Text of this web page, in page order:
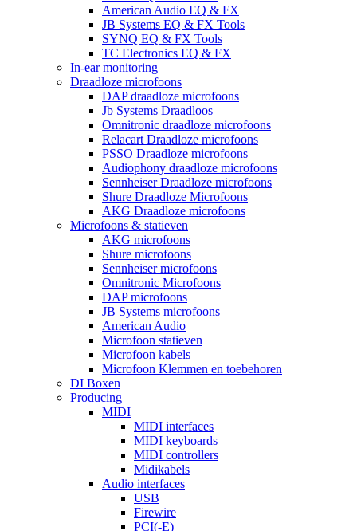
American Audio EQ & FX
JB Systems EQ & FX Tools
SYNQ EQ & FX Tools
TC Electronics EQ & FX
In-ear monitoring
Draadloze microfoons
DAP draadloze microfoons
Jb Systems Draadloos
Omnitronic draadloze microfoons
Relacart Draadloze microfoons
PSSO Draadloze microfoons
Audiophony draadloze microfoons
Sennheiser Draadloze microfoons
Shure Draadloze Microfoons
AKG Draadloze microfoons
Microfoons & statieven
AKG microfoons
Shure microfoons
Sennheiser microfoons
Omnitronic Microfoons
DAP microfoons
JB Systems microfoons
American Audio
Microfoon statieven
Microfoon kabels
Microfoon Klemmen en toebehoren
DI Boxen
Producing
MIDI
MIDI interfaces
MIDI keyboards
MIDI controllers
Midikabels
Audio interfaces
USB
Firewire
PCI(-E)